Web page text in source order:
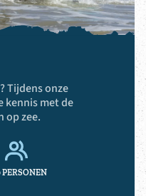
Tijdens onze
kennis met de
op zee.
PERSONEN